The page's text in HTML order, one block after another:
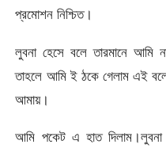
প্রমোশন নিশ্চিত।
লুবনা হেসে বলে তারমানে আমি
তাহলে আমি ই ঠকে গেলাম এই
আমায়।
আমি পকেট এ হাত